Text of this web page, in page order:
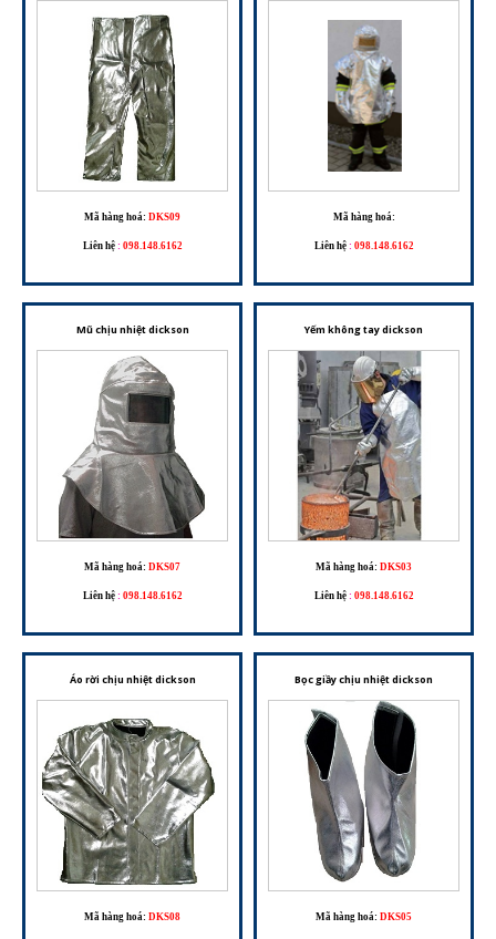
Mã hàng hoá: DKS09
Liên hệ : 098.148.6162
Mã hàng hoá:
Liên hệ : 098.148.6162
Mũ chịu nhiệt dickson
Mã hàng hoá: DKS07
Liên hệ : 098.148.6162
Yếm không tay dickson
Mã hàng hoá: DKS03
Liên hệ : 098.148.6162
Áo rời chịu nhiệt dickson
Mã hàng hoá: DKS08
Bọc giầy chịu nhiệt dickson
Mã hàng hoá: DKS05